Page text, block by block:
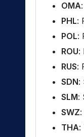
OMA
PHL:
POL:
ROU:
RUS:
SDN:
SLM:
SWZ
THA: